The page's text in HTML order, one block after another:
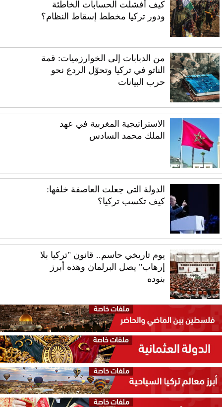
كيف أفشلت الحسابات الخاطئة
ودور تركيا مخطط إسقاط النظام؟
من الدبابات إلى الخوارزميات: قمة
الناتو في تركيا وتحوّل الردع نحو
حرب البيانات
الاستراتيجية المغربية في عهد
الملك محمد السادس
الدولة التي جعلت العاصفة خلفها:
كيف تكسب تركيا؟
يوم تاريخي حاسم.. قانون "تركيا بلا
إرهاب" يصل البرلمان وهذه أبرز
بنوده